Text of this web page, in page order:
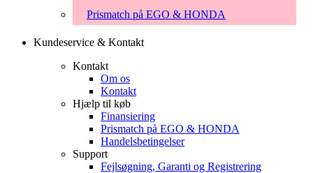
Prismatch på EGO & HONDA
Kundeservice & Kontakt
Kontakt
Om os
Kontakt
Hjælp til køb
Finansiering
Prismatch på EGO & HONDA
Handelsbetingelser
Support
Fejlsøgning, Garanti og Registrering